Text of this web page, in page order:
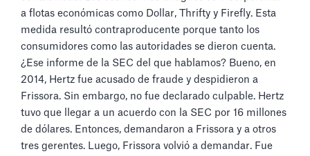
a flotas económicas como Dollar, Thrifty y Firefly. Esta
medida resultó contraproducente porque tanto los
consumidores como las autoridades se dieron cuenta.
¿Ese informe de la SEC del que hablamos? Bueno, en
2014, Hertz fue acusado de fraude y despidieron a
Frissora. Sin embargo, no fue declarado culpable. Hertz
tuvo que llegar a un acuerdo con la SEC por 16 millones
de dólares. Entonces, demandaron a Frissora y a otros
tres gerentes. Luego, Frissora volvió a demandar. Fue